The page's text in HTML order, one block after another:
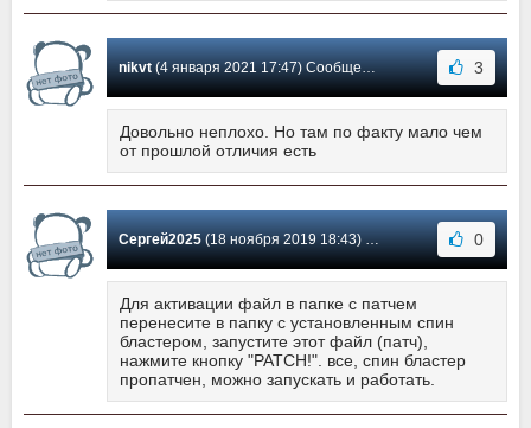
nikvt(4 января 2021 17:47) Сообщение #7 3
Довольно неплохо. Но там по факту мало чем
от прошлой отличия есть
Сергей2025(18 ноября 2019 18:43) Сообщение #6 0
Для активации файл в папке с патчем
перенесите в папку с установленным спин
бластером, запустите этот файл (патч),
нажмите кнопку "PATCH!". все, спин бластер
пропатчен, можно запускать и работать.